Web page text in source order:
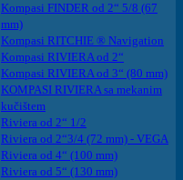
Kompasi FINDER od 2“ 5/8 (67
mm)
Kompasi RITCHIE ® Navigation
Kompasi RIVIERA od 2“
Kompasi RIVIERA od 3“ (80 mm)
KOMPASI RIVIERA sa mekanim
kučištem
Riviera od 2“ 1/2
Riviera od 2“3/4 (72 mm) - VEGA
Riviera od 4“ (100 mm)
Riviera od 5“ (130 mm)